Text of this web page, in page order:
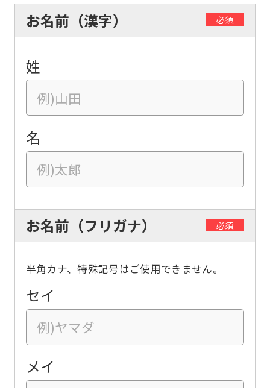
お名前（漢字） 必須
姓
名
お名前（フリガナ） 必須
半角カナ、特殊記号はご使用できません。
セイ
メイ